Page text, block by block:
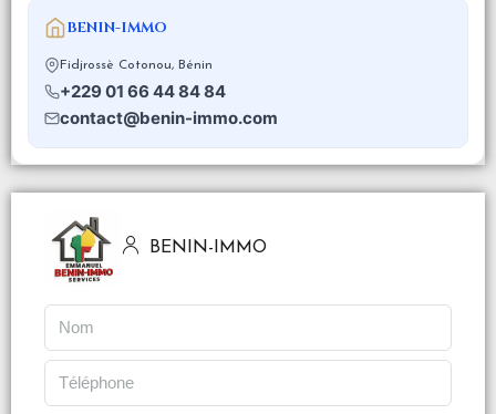
BENIN-IMMO
Fidjrossè Cotonou, Bénin
+229 01 66 44 84 84
contact@benin-immo.com
BENIN-IMMO